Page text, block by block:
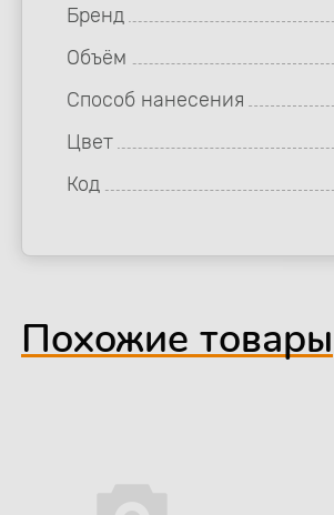
Бренд
Объём
Способ нанесения
Цвет
Код
Похожие товары